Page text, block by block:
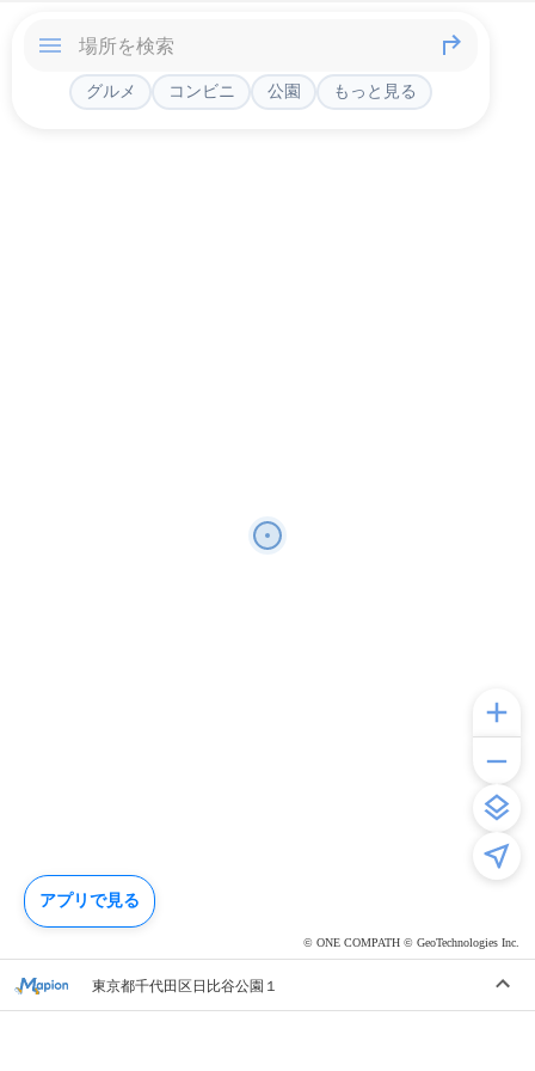
© ONE COMPATH © GeoTechnologies Inc.
グルメ コンビニ 公園 もっと見る
東京都千代田区日比谷公園１
アプリで見る